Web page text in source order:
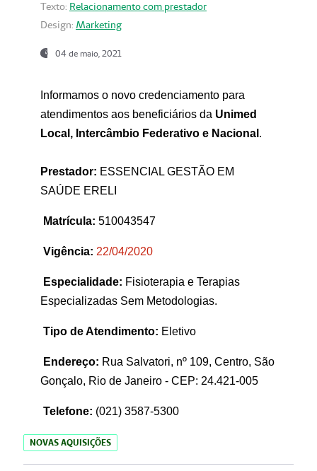
Texto: Relacionamento com prestador
Design: Marketing
04 de maio, 2021
Informamos o novo credenciamento para
atendimentos aos beneficiários da Unimed
Local, Intercâmbio Federativo e Nacional .
Prestador: ESSENCIAL GESTÃO EM
SAÚDE ERELI
Matrícula: 510043547
Vigência: 22/04/2020
Especialidade: Fisioterapia e Terapias
Especializadas Sem Metodologias.
Tipo de Atendimento: Eletivo
Endereço: Rua Salvatori, nº 109, Centro, São
Gonçalo, Rio de Janeiro - CEP: 24.421-005
Telefone: (021) 3587-5300
NOVAS AQUISIÇÕES